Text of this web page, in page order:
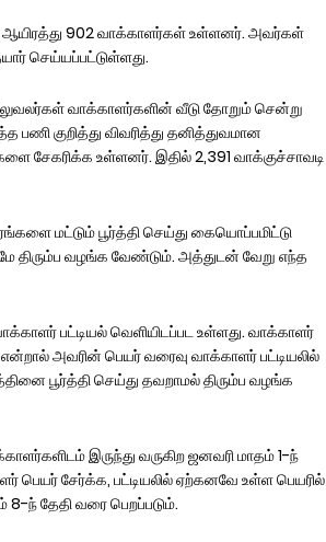
ஆயிரத்து 902 வாக்காளர்கள் உள்ளனர். அவர்கள்
செய்யப்பட்டுள்ளது.
வாக்காளர்களின் வீடு தோறும் சென்று
பணி குறித்து விவரித்து தனித்துவமான
சேகரிக்க உள்ளனர். இதில் 2,391 வாக்குச்சாவடி
மட்டும் பூர்த்தி செய்து கையொப்பமிட்டு
திரும்ப வழங்க வேண்டும். அத்துடன் வேறு எந்த
பட்டியல் வெளியிடப்பட உள்ளது. வாக்காளர்
அவரின் பெயர் வரைவு வாக்காளர் பட்டியலில்
பூர்த்தி செய்து தவறாமல் திரும்ப வழங்க
இருந்து வருகிற ஜனவரி மாதம் 1-ந்
பெயர் சேர்க்க, பட்டியலில் ஏற்கனவே உள்ள பெயரில்
ந் தேதி வரை பெறப்படும்.